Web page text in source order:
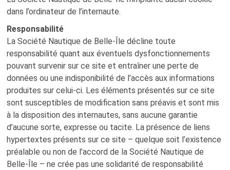
dans l’ordinateur de l’internaute.
Responsabilité
La Société Nautique de Belle-Île décline toute
responsabilité quant aux éventuels dysfonctionnements
pouvant survenir sur ce site et entraîner une perte de
données ou une indisponibilité de l’accès aux informations
produites sur celui-ci. Les éléments présentés sur ce site
sont susceptibles de modification sans préavis et sont mis
à la disposition des internautes, sans aucune garantie
d’aucune sorte, expresse ou tacite. La présence de liens
hypertextes présents sur ce site – quelque soit l’existence
préalable ou non de l’accord de la Société Nautique de
Belle-Île – ne crée pas une solidarité de responsabilité